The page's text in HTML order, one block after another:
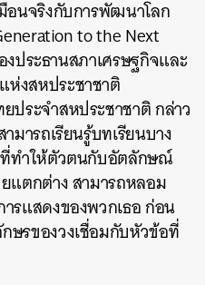
อนจริงกับการพัฒนาโลก
to the Next
งประธานสภาเศรษฐกิจและ
งสหประชาชาติ
ประจำสหประชาชาติ กล่าว
มารถเรียนรู้บทเรียนบาง
ที่ทำให้ตัวตนกับอัตลักษณ์
แตกต่าง สามารถหลอม
รแสดงของพวกเธอ ก่อน
ษรของวงเชื่อมกับหัวข้อที่